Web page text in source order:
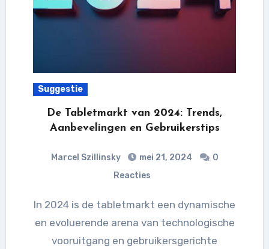
Suggestie
De Tabletmarkt van 2024: Trends,
Aanbevelingen en Gebruikerstips
Marcel Szillinsky mei 21, 2024
0
Reacties
In 2024 is de tabletmarkt een dynamische
en evoluerende arena van technologische
vooruitgang en gebruikersgerichte